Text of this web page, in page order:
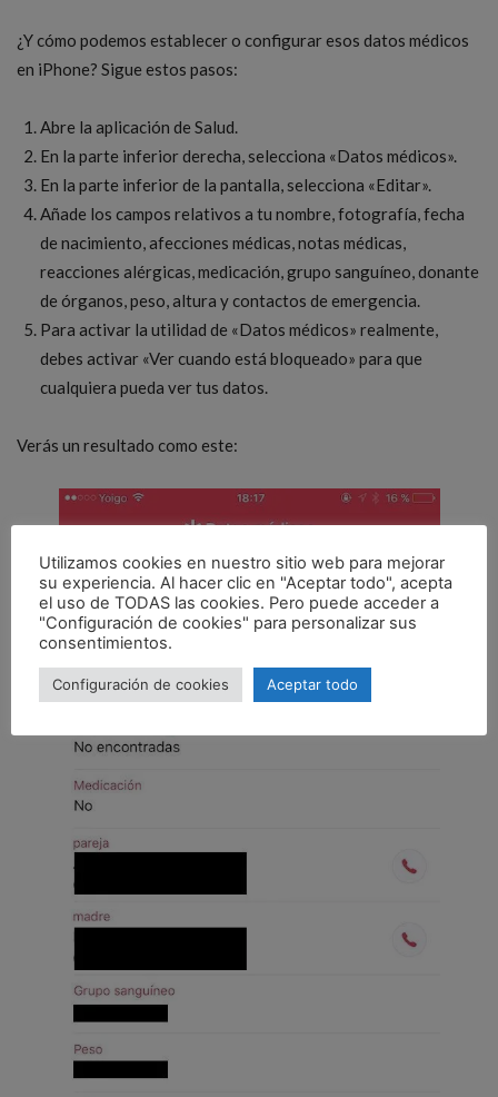
¿Y cómo podemos establecer o configurar esos datos médicos
en iPhone? Sigue estos pasos:
Abre la aplicación de Salud.
En la parte inferior derecha, selecciona «Datos médicos».
En la parte inferior de la pantalla, selecciona «Editar».
Añade los campos relativos a tu nombre, fotografía, fecha
de nacimiento, afecciones médicas, notas médicas,
reacciones alérgicas, medicación, grupo sanguíneo, donante
de órganos, peso, altura y contactos de emergencia.
Para activar la utilidad de «Datos médicos» realmente,
debes activar «Ver cuando está bloqueado» para que
cualquiera pueda ver tus datos.
Verás un resultado como este:
Utilizamos cookies en nuestro sitio web para mejorar
su experiencia. Al hacer clic en "Aceptar todo", acepta
el uso de TODAS las cookies. Pero puede acceder a
"Configuración de cookies" para personalizar sus
consentimientos.
Configuración de cookies Aceptar todo